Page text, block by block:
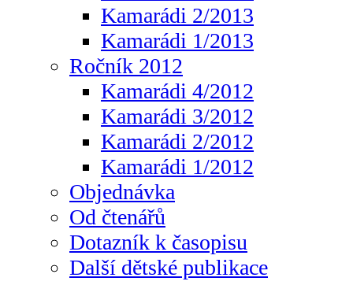
Kamarádi 2/2013
Kamarádi 1/2013
Ročník 2012
Kamarádi 4/2012
Kamarádi 3/2012
Kamarádi 2/2012
Kamarádi 1/2012
Objednávka
Od čtenářů
Dotazník k časopisu
Další dětské publikace